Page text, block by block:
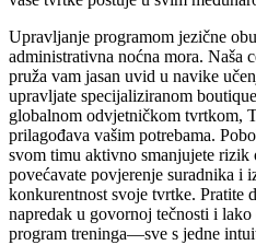
Upravljanje programom jezične
administrativna noćna mora. Naša
pruža vam jasan uvid u navike
upravljate specijaliziranom
globalnom odvjetničkom tvrtkom,
prilagođava vašim potrebama.
svom timu aktivno smanjujete rizik
povećavate povjerenje suradnika i
konkurentnost svoje tvrtke. Pratite
napredak u govornoj tečnosti i
program treninga—sve s jedne